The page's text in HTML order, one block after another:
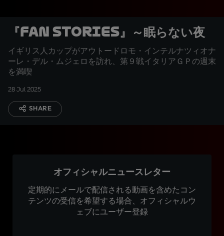
『Fan Stories』～眠らない夜
イギリス人カップがアウトードロモ・インテルナツィオナ
ーレ・デル・ムジェロを訪れ、第９戦イタリアＧＰの週末
を満喫
28 Jul 2025
SHARE
オフィシャルニュースレター
定期的にメールで配信される動画を含めたコン
テンツの受信を希望する場合、オフィシャルウ
ェブにユーザー登録